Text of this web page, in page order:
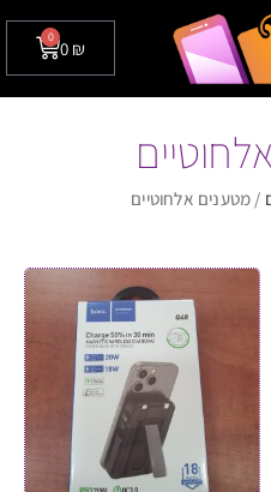
0 ₪
0
/ מטענים אלחוטיים